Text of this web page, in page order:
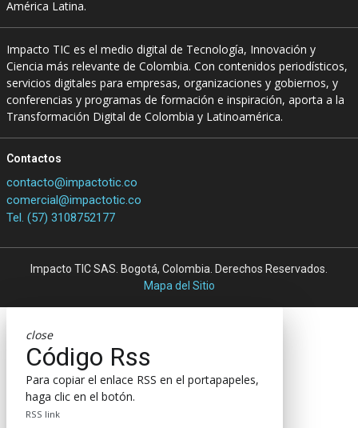
América Latina.
Impacto TIC es el medio digital de Tecnología, Innovación y
Ciencia más relevante de Colombia. Con contenidos periodísticos,
servicios digitales para empresas, organizaciones y gobiernos, y
conferencias y programas de formación e inspiración, aporta a la
Transformación Digital de Colombia y Latinoamérica.
Contactos
contacto@impactotic.co
comercial@impactotic.co
Tel. (57) 3108752177
Impacto TIC SAS. Bogotá, Colombia. Derechos Reservados.
Mapa del Sitio
close
Código Rss
Para copiar el enlace RSS en el portapapeles,
haga clic en el botón.
RSS link